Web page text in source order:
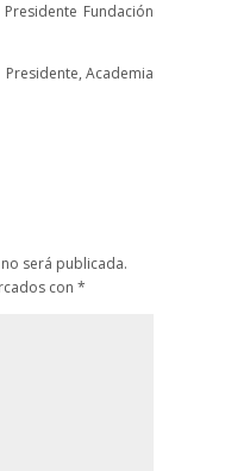
Fundación
Presidente, Academia
será publicada.
con *